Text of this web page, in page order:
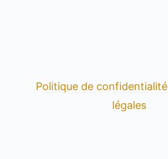
Politique de confidentialité
légales